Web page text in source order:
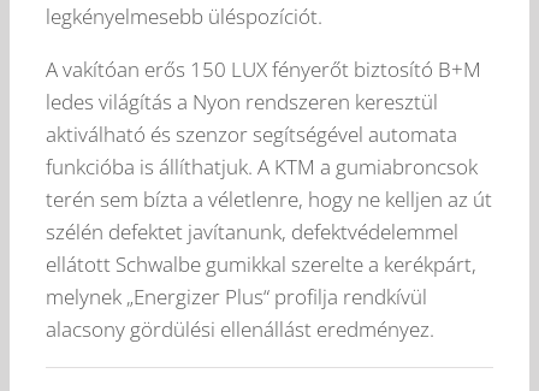
legkényelmesebb üléspozíciót.
A vakítóan erős 150 LUX fényerőt biztosító B+M
ledes világítás a Nyon rendszeren keresztül
aktiválható és szenzor segítségével automata
funkcióba is állíthatjuk. A KTM a gumiabroncsok
terén sem bízta a véletlenre, hogy ne kelljen az út
szélén defektet javítanunk, defektvédelemmel
ellátott Schwalbe gumikkal szerelte a kerékpárt,
melynek „Energizer Plus“ profilja rendkívül
alacsony gördülési ellenállást eredményez.